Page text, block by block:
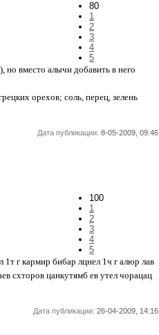
80
1
2
3
4
5
но вместо алычи добавить в него
орехов; соль, перец, зелень
Дата публикации: 8-05-2009, 09:46
100
1
2
3
4
5
г кармир бибар лцнел 1ч г алюр лав
схторов цанкутямб ев утел чорацац
Дата публикации: 26-04-2009, 14:16